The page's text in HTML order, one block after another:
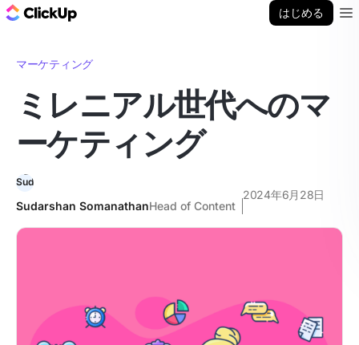
はじめる
マーケティング
ミレニアル世代へのマ
ーケティング
Sudarshan SomanathanHead of Content
2024年6月28日